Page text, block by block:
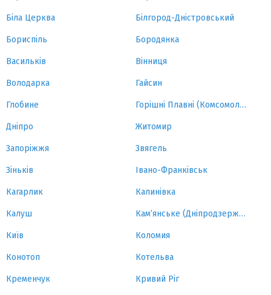
Біла Церква Білгород-Дністровський
Бориспіль Бородянка
Васильків Вінниця
Володарка Гайсин
Глобине Горішні Плавні (Комсомольськ)
Дніпро Житомир
Запоріжжя Звягель
Зіньків Івано-Франківськ
Кагарлик Калинівка
Калуш Кам’янське (Дніпродзержинськ)
Київ Коломия
Конотоп Котельва
Кременчук Кривий Ріг